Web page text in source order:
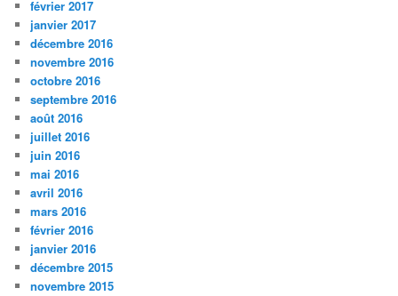
février 2017
janvier 2017
décembre 2016
novembre 2016
octobre 2016
septembre 2016
août 2016
juillet 2016
juin 2016
mai 2016
avril 2016
mars 2016
février 2016
janvier 2016
décembre 2015
novembre 2015